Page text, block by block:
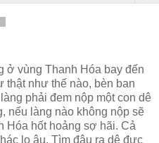
ở vùng Thanh Hóa bay đến
thật như thế nào, bèn ban
phải đem nộp một con dê
nếu làng nào không nộp sẽ
Hóa hốt hoảng sợ hãi. Cả
lo âu. Tìm đâu ra dê đực